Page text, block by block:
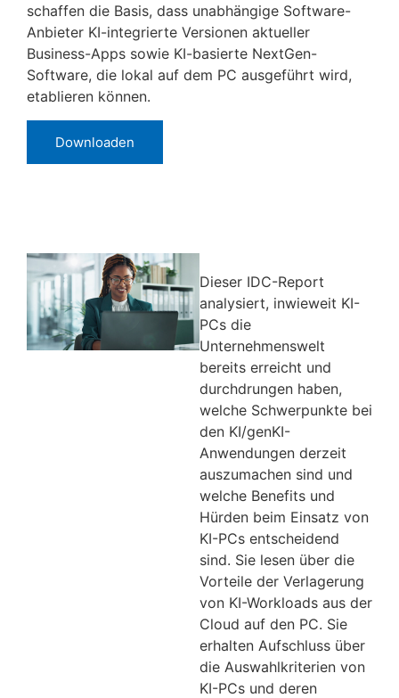
schaffen die Basis, dass unabhängige Software-
Anbieter KI-integrierte Versionen aktueller
Business-Apps sowie KI-basierte NextGen-
Software, die lokal auf dem PC ausgeführt wird,
etablieren können.
Downloaden
Dieser IDC-Report
analysiert, inwieweit KI-
PCs die
Unternehmenswelt
bereits erreicht und
durchdrungen haben,
welche Schwerpunkte bei
den KI/genKI-
Anwendungen derzeit
auszumachen sind und
welche Benefits und
Hürden beim Einsatz von
KI-PCs entscheidend
sind. Sie lesen über die
Vorteile der Verlagerung
von KI-Workloads aus der
Cloud auf den PC. Sie
erhalten Aufschluss über
die Auswahlkriterien von
KI-PCs und deren